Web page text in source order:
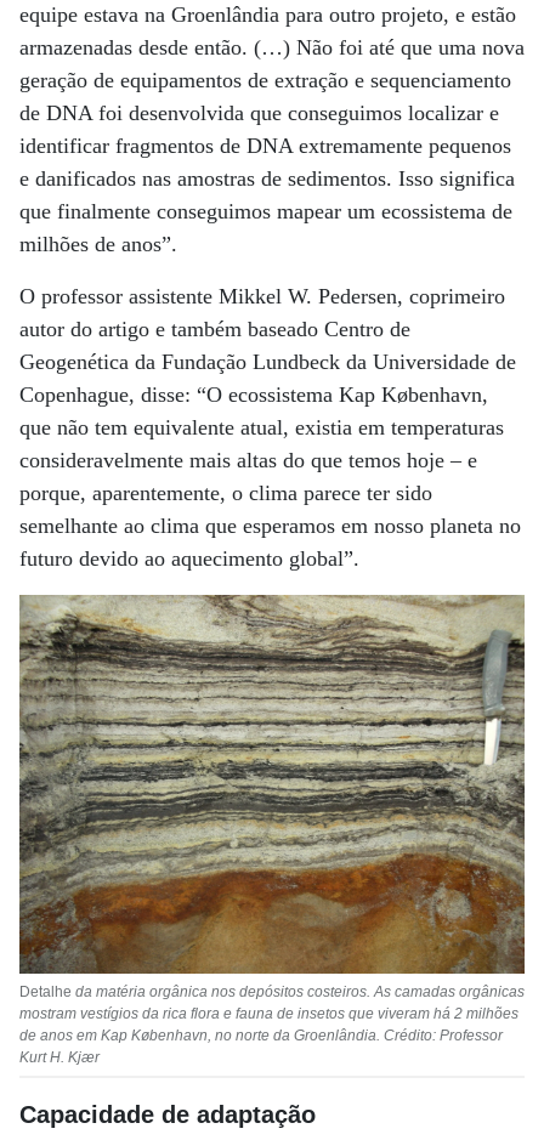
equipe estava na Groenlândia para outro projeto, e estão
armazenadas desde então. (…) Não foi até que uma nova
geração de equipamentos de extração e sequenciamento
de DNA foi desenvolvida que conseguimos localizar e
identificar fragmentos de DNA extremamente pequenos
e danificados nas amostras de sedimentos. Isso significa
que finalmente conseguimos mapear um ecossistema de
milhões de anos”.
O professor assistente Mikkel W. Pedersen, coprimeiro
autor do artigo e também baseado Centro de
Geogenética da Fundação Lundbeck da Universidade de
Copenhague, disse: “O ecossistema Kap København,
que não tem equivalente atual, existia em temperaturas
consideravelmente mais altas do que temos hoje – e
porque, aparentemente, o clima parece ter sido
semelhante ao clima que esperamos em nosso planeta no
futuro devido ao aquecimento global”.
Detalhe da matéria orgânica nos depósitos costeiros. As camadas orgânicas
mostram vestígios da rica flora e fauna de insetos que viveram há 2 milhões
de anos em Kap København, no norte da Groenlândia. Crédito: Professor
Kurt H. Kjær
Capacidade de adaptação